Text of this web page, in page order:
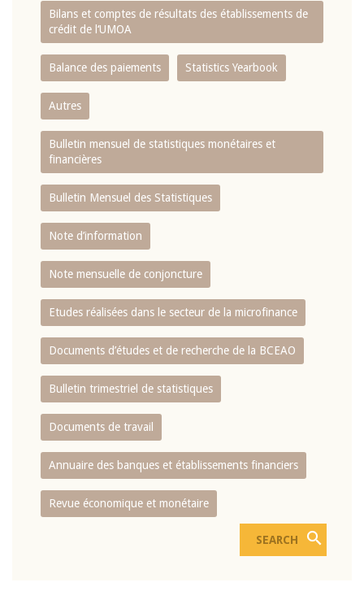
Bilans et comptes de résultats des établissements de
crédit de l‘UMOA
Balance des paiements Statistics Yearbook
Autres
Bulletin mensuel de statistiques monétaires et
financières
Bulletin Mensuel des Statistiques
Note d’information
Note mensuelle de conjoncture
Etudes réalisées dans le secteur de la microfinance
Documents d’études et de recherche de la BCEAO
Bulletin trimestriel de statistiques
Documents de travail
Annuaire des banques et établissements financiers
Revue économique et monétaire